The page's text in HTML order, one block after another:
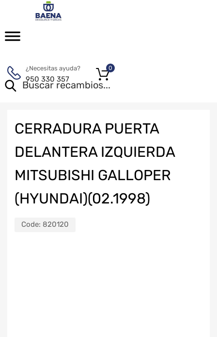
¿Necesitas ayuda?
950 330 357
0
CERRADURA PUERTA
DELANTERA IZQUIERDA
MITSUBISHI GALLOPER
(HYUNDAI)(02.1998)
Code: 820120